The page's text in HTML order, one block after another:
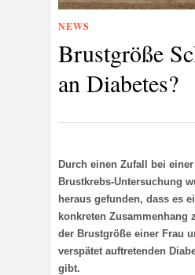
NEWS
Brustgröße
an Diabetes?
Durch einen Zufall bei einer
Brustkrebs-Untersuchung
heraus gefunden, dass es
konkreten Zusammenhang
der Brustgröße einer Frau
verspätet auftretenden
gibt.